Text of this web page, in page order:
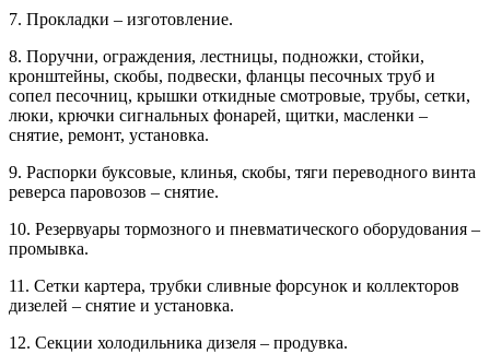
7. Прокладки – изготовление.
8. Поручни, ограждения, лестницы, подножки, стойки,
кронштейны, скобы, подвески, фланцы песочных труб и
сопел песочниц, крышки откидные смотровые, трубы, сетки,
люки, крючки сигнальных фонарей, щитки, масленки –
снятие, ремонт, установка.
9. Распорки буксовые, клинья, скобы, тяги переводного винта
реверса паровозов – снятие.
10. Резервуары тормозного и пневматического оборудования –
промывка.
11. Сетки картера, трубки сливные форсунок и коллекторов
дизелей – снятие и установка.
12. Секции холодильника дизеля – продувка.